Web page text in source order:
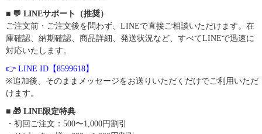
■ 💬 LINEサポート（推奨）
ご注文前・ご注文後を問わず、LINEで直接ご相談いただけます。在
庫確認、納期確認、商品詳細、発送状況など、すべてLINEで迅速に
対応いたします。
👉 LINE ID【8599618】
※追加後、そのままメッセージをお送りいただくだけでご利用いただ
けます。
■ 🎁 LINE限定特典
・初回ご注文：500〜1,000円割引